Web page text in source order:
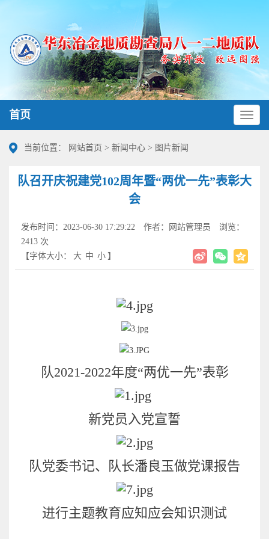
首页
当前位置： 网站首页 > 新闻中心 > 图片新闻
队召开庆祝建党102周年暨“两优一先”表彰大
会
发布时间：2023-06-30 17:29:22 作者：网站管理员
浏览：
2413 次
【字体大小：
大 中 小 】
队2021-2022年度“两优一先”表彰
新党员入党宣誓
队党委书记、队长潘良玉做党课报告
进行主题教育应知应会知识测试